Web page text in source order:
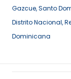
Gazcue, Santo
Distrito Nacional,
Dominicana